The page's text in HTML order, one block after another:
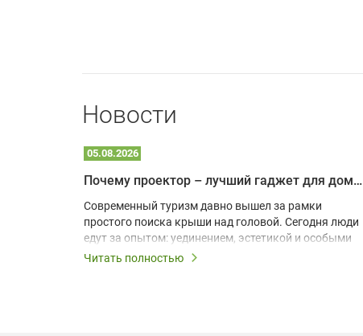
Новости
05.08.2026
Почему проектор – лучший гаджет для домика в глэмпинге
Современный туризм давно вышел за рамки
простого поиска крыши над головой. Сегодня люди
едут за опытом: уединением, эстетикой и особыми
ощущениями. Владельцы A-frame домов,
Читать полностью